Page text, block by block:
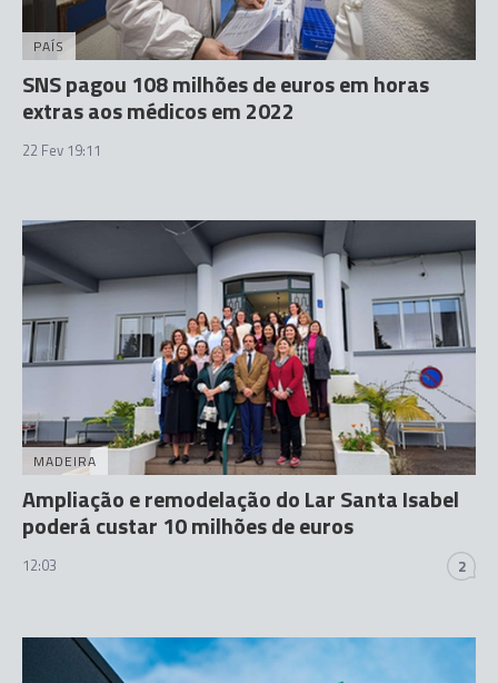
PAÍS
SNS pagou 108 milhões de euros em horas
extras aos médicos em 2022
22 Fev 19:11
MADEIRA
Ampliação e remodelação do Lar Santa Isabel
poderá custar 10 milhões de euros
12:03 2